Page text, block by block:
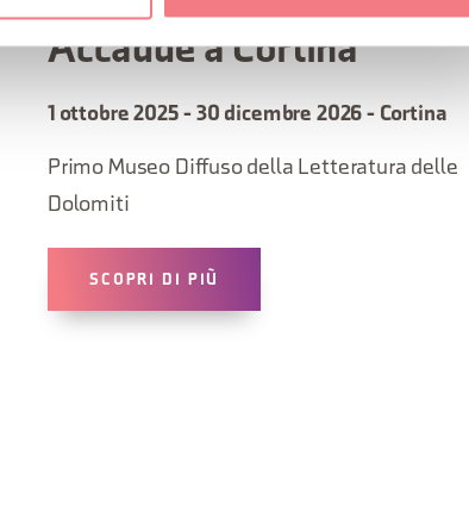
Accadde a Cortina
1 ottobre 2025 - 30 dicembre 2026 - Cortina
Primo Museo Diffuso della Letteratura delle
Dolomiti
SCOPRI DI PIÙ